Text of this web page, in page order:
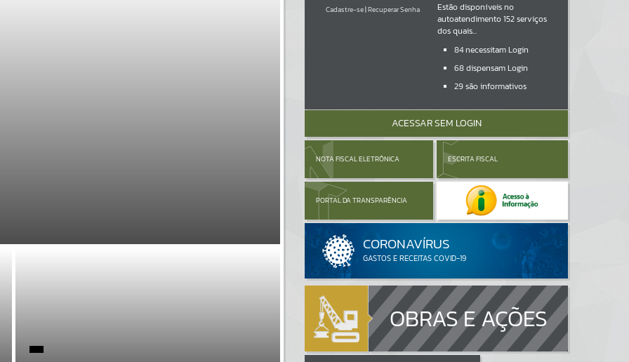
Cadastre-se|Recuperar Senha
Estão disponíveis no
autoatendimento152serviços
dos quais...
84necessitam Login
68dispensam Login
29são informativos
ACESSAR SEM LOGIN
NOTA FISCAL ELETRÔNICA ESCRITA FISCAL
PORTAL DA TRANSPARÊNCIA
OBRAS E AÇÕES